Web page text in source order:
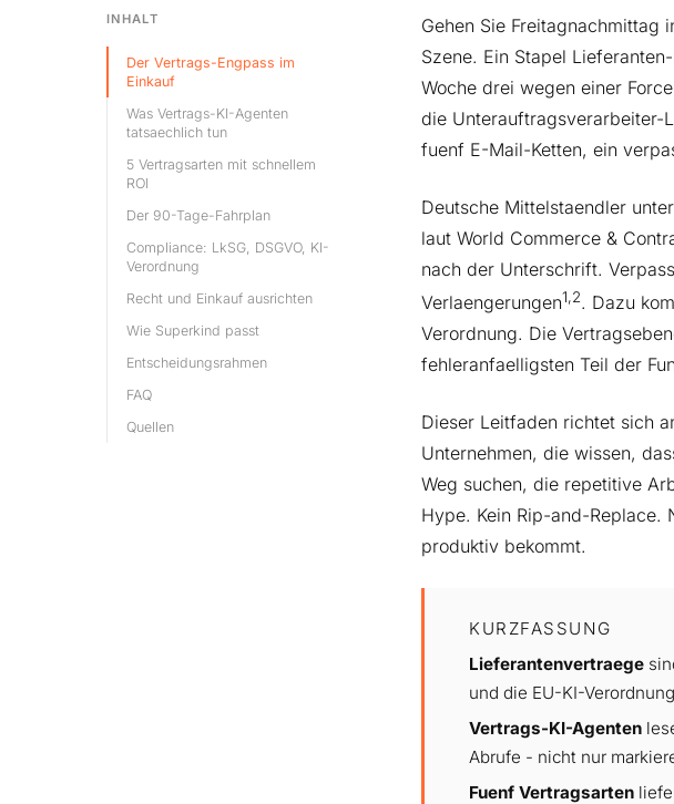
INHALT
Der Vertrags-Engpass im
Einkauf
Was Vertrags-KI-Agenten
tatsaechlich tun
5 Vertragsarten mit schnellem
ROI
Der 90-Tage-Fahrplan
Compliance: LkSG, DSGVO, KI-
Verordnung
Recht und Einkauf ausrichten
Wie Superkind passt
Entscheidungsrahmen
FAQ
Quellen
Gehen Sie Freitagnachmittag
Szene. Ein Stapel
Woche drei wegen einer
die Unterauftragsverarbeiter-
fuenf E-Mail-Ketten, ein
Deutsche Mittelstaendler
laut World Commerce &
nach der Unterschrift.
Verlaengerungen1,2. Dazu
Verordnung. Die
fehleranfaelligsten Teil der
Dieser Leitfaden richtet sich
Unternehmen, die wissen,
Weg suchen, die repetitive
Hype. Kein Rip-and-Replace.
produktiv bekommt.
KURZFASSUNG
Lieferantenvertraege
und die EU-KI-
Vertrags-KI-Agenten
Abrufe - nicht nur
Fuenf Vertragsarten